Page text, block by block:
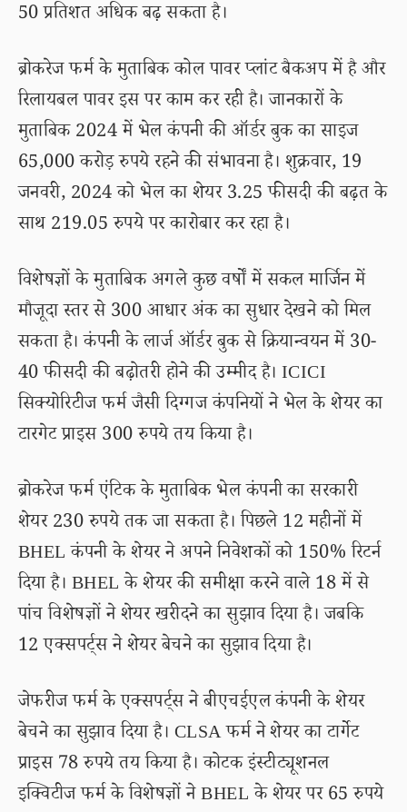
50 प्रतिशत अधिक बढ़ सकता है।
ब्रोकरेज फर्म के मुताबिक कोल पावर प्लांट बैकअप में है और
रिलायबल पावर इस पर काम कर रही है। जानकारों के
मुताबिक 2024 में भेल कंपनी की ऑर्डर बुक का साइज
65,000 करोड़ रुपये रहने की संभावना है। शुक्रवार, 19
जनवरी, 2024 को भेल का शेयर 3.25 फीसदी की बढ़त के
साथ 219.05 रुपये पर कारोबार कर रहा है।
विशेषज्ञों के मुताबिक अगले कुछ वर्षों में सकल मार्जिन में
मौजूदा स्तर से 300 आधार अंक का सुधार देखने को मिल
सकता है। कंपनी के लार्ज ऑर्डर बुक से क्रियान्वयन में 30-
40 फीसदी की बढ़ोतरी होने की उम्मीद है। ICICI
सिक्योरिटीज फर्म जैसी दिग्गज कंपनियों ने भेल के शेयर का
टारगेट प्राइस 300 रुपये तय किया है।
ब्रोकरेज फर्म एंटिक के मुताबिक भेल कंपनी का सरकारी
शेयर 230 रुपये तक जा सकता है। पिछले 12 महीनों में
BHEL कंपनी के शेयर ने अपने निवेशकों को 150% रिटर्न
दिया है। BHEL के शेयर की समीक्षा करने वाले 18 में से
पांच विशेषज्ञों ने शेयर खरीदने का सुझाव दिया है। जबकि
12 एक्सपर्ट्स ने शेयर बेचने का सुझाव दिया है।
जेफरीज फर्म के एक्सपर्ट्स ने बीएचईएल कंपनी के शेयर
बेचने का सुझाव दिया है। CLSA फर्म ने शेयर का टार्गेट
प्राइस 78 रुपये तय किया है। कोटक इंस्टीट्यूशनल
इक्विटीज फर्म के विशेषज्ञों ने BHEL के शेयर पर 65 रुपये